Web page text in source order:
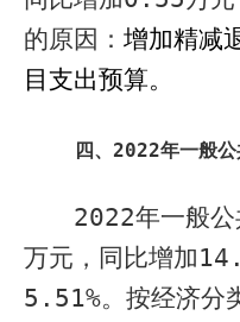
的原因： 增加精减
目支出预算。
四、 2022年一般
2022年一般
万元，同比增加
5.51%。按经济分